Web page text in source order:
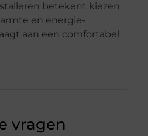
betekent kiezen
en energie-
aan een comfortabel
vragen